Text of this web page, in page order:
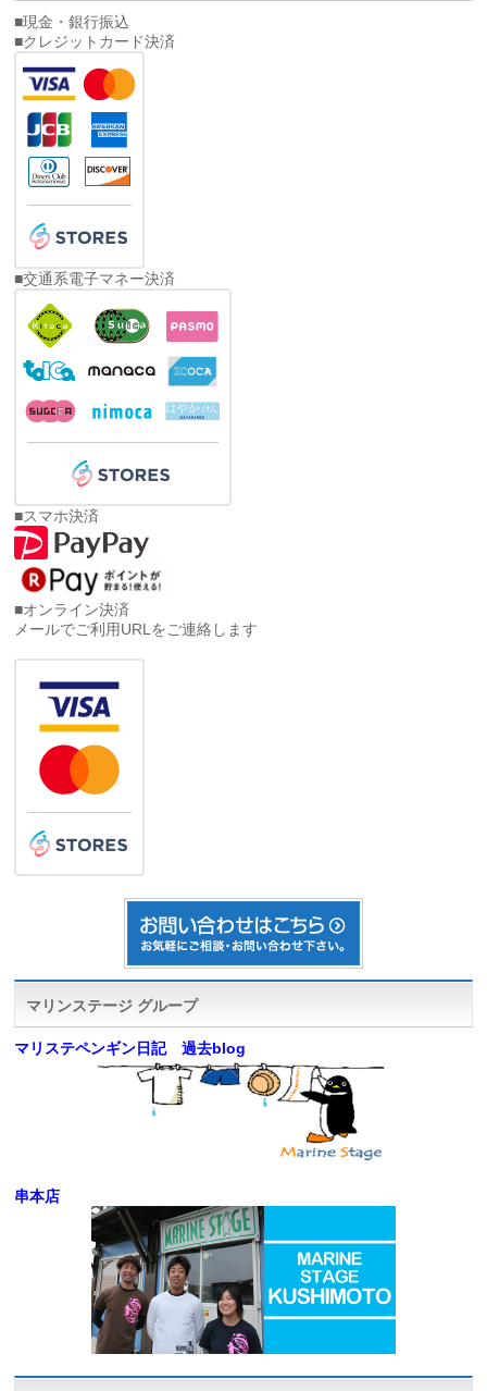
■現金・銀行振込
■クレジットカード決済
■交通系電子マネー決済
■スマホ決済
■オンライン決済
メールでご利用URLをご連絡します
マリンステージ グループ
マリステペンギン日記 過去blog
串本店